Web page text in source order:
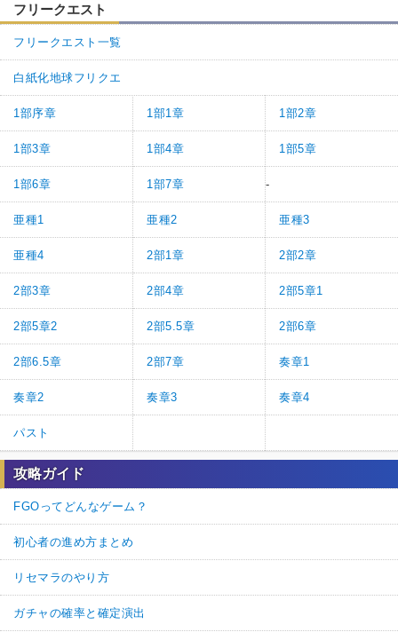
フリークエスト
フリークエスト一覧
白紙化地球フリクエ
1部序章 1部1章 1部2章
1部3章 1部4章 1部5章
1部6章 1部7章 -
亜種1 亜種2 亜種3
亜種4 2部1章 2部2章
2部3章 2部4章 2部5章1
2部5章2 2部5.5章 2部6章
2部6.5章 2部7章 奏章1
奏章2 奏章3 奏章4
パスト
攻略ガイド
FGOってどんなゲーム？
初心者の進め方まとめ
リセマラのやり方
ガチャの確率と確定演出